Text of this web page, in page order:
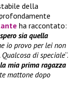
della
ha raccontato:
sia quella
io provo per lei non
di speciale“.
mia prima ragazza
mattone dopo